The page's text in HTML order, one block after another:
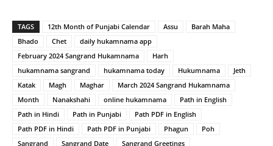
TAGS 12th Month of Punjabi Calendar Assu
Barah Maha
Bhado
Chet
daily hukamnama app
February 2024 Sangrand Hukamnama
Harh
hukamnama sangrand
hukamnama today Hukumnama
Jeth
Katak
Magh Maghar
March 2024 Sangrand Hukamnama
Month
Nanakshahi online hukamnama
Path in English
Path in Hindi
Path in Punjabi
Path PDF in English
Path PDF in Hindi
Path PDF in Punjabi Phagun
Poh
Sangrand
Sangrand Date
Sangrand Greetings